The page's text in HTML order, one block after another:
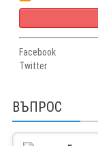
Facebook
Twitter
ВЪПРОС